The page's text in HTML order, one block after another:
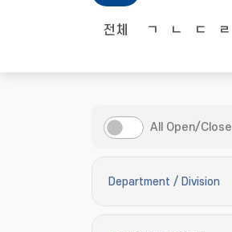
전체 ㄱ ㄴ ㄷ ㄹ
All Open/Close
Department / Division
필터 옵션 펼치기/접기